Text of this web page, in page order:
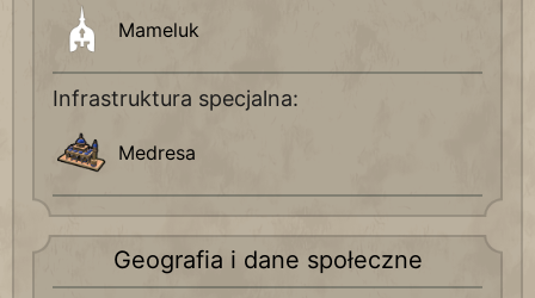
Mameluk
Infrastruktura specjalna:
Medresa
Geografia i dane społeczne